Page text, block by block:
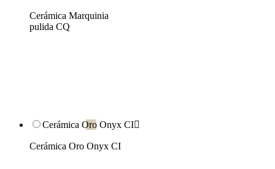
Cerámica Marquinia
pulida CQ
Cerámica Oro Onyx CI
Cerámica Oro Onyx CI